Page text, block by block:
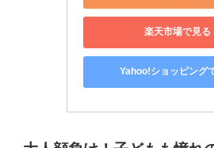
楽天市場で見る
Yahoo!ショッピング